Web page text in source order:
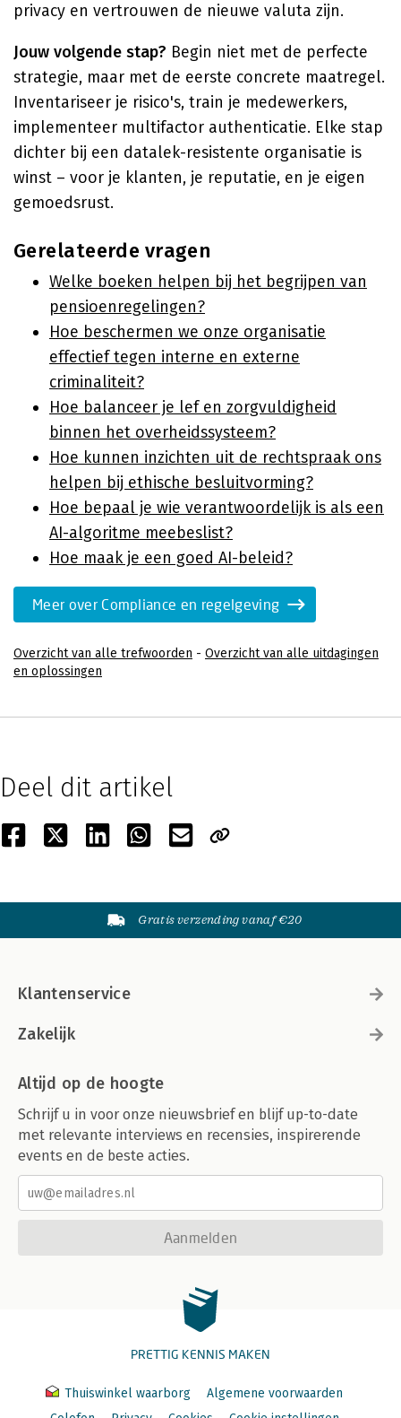
privacy en vertrouwen de nieuwe valuta zijn.
Jouw volgende stap? Begin niet met de perfecte
strategie, maar met de eerste concrete maatregel.
Inventariseer je risico's, train je medewerkers,
implementeer multifactor authenticatie. Elke stap
dichter bij een datalek-resistente organisatie is
winst – voor je klanten, je reputatie, en je eigen
gemoedsrust.
Gerelateerde vragen
Welke boeken helpen bij het begrijpen van
pensioenregelingen?
Hoe beschermen we onze organisatie
effectief tegen interne en externe
criminaliteit?
Hoe balanceer je lef en zorgvuldigheid
binnen het overheidssysteem?
Hoe kunnen inzichten uit de rechtspraak ons
helpen bij ethische besluitvorming?
Hoe bepaal je wie verantwoordelijk is als een
AI-algoritme meebeslist?
Hoe maak je een goed AI-beleid?
Meer over Compliance en regelgeving
Overzicht van alle trefwoorden - Overzicht van alle uitdagingen
en oplossingen
Deel dit artikel
Gratis verzending vanaf €20
Klantenservice
Zakelijk
Altijd op de hoogte
Schrijf u in voor onze nieuwsbrief en blijf up-to-date
met relevante interviews en recensies, inspirerende
events en de beste acties.
Aanmelden
PRETTIG KENNIS MAKEN
Thuiswinkel waarborg
Algemene voorwaarden